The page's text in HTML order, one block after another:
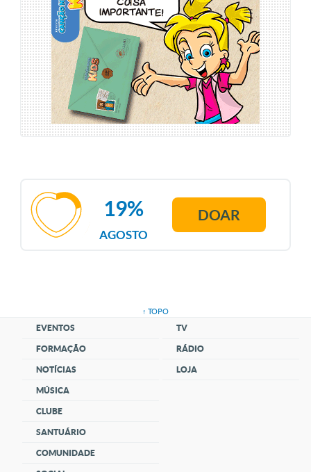
AGOSTO
19% DOAR
↑ TOPO
EVENTOS
FORMAÇÃO
NOTÍCIAS
MÚSICA
CLUBE
SANTUÁRIO
COMUNIDADE
TV
RÁDIO
LOJA